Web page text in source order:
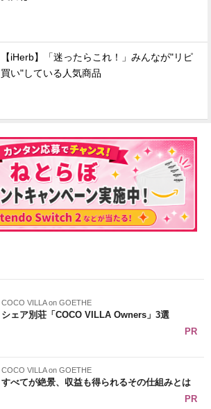
【iHerb】「迷ったらこれ！」みんなが"リピ
買い"している人気商品
COCO VILLA on GOETHE
シェア別荘「COCO VILLA Owners」3選
PR
COCO VILLA on GOETHE
すべてが絶景、収益も得られるその仕組みとは
PR